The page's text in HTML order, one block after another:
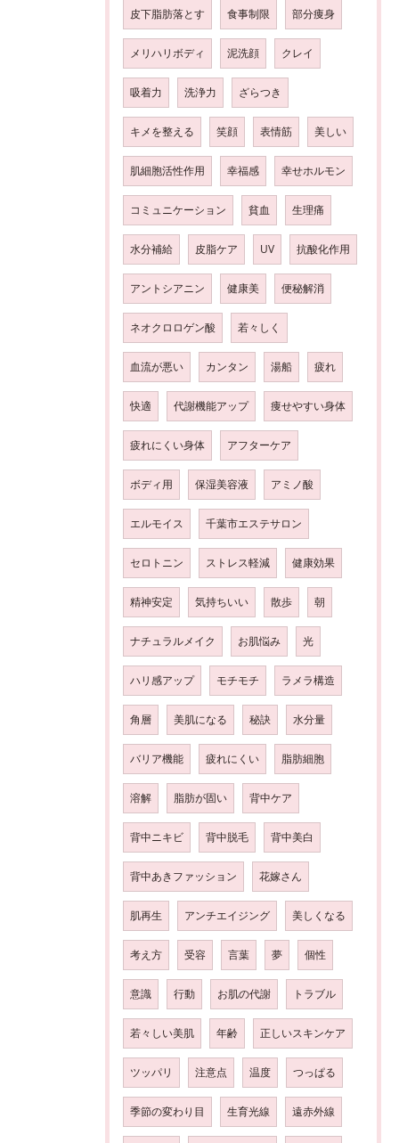
皮下脂肪落とす 食事制限 部分痩身
メリハリボディ 泥洗顔 クレイ
吸着力 洗浄力 ざらつき
キメを整える 笑顔 表情筋 美しい
肌細胞活性作用 幸福感 幸せホルモン
コミュニケーション 貧血 生理痛
水分補給 皮脂ケア UV 抗酸化作用
アントシアニン 健康美 便秘解消
ネオクロロゲン酸 若々しく
血流が悪い カンタン 湯船 疲れ
快適 代謝機能アップ 痩せやすい身体
疲れにくい身体 アフターケア
ボディ用 保湿美容液 アミノ酸
エルモイス 千葉市エステサロン
セロトニン ストレス軽減 健康効果
精神安定 気持ちいい 散歩 朝
ナチュラルメイク お肌悩み 光
ハリ感アップ モチモチ ラメラ構造
角層 美肌になる 秘訣 水分量
バリア機能 疲れにくい 脂肪細胞
溶解 脂肪が固い 背中ケア
背中ニキビ 背中脱毛 背中美白
背中あきファッション 花嫁さん
肌再生 アンチエイジング 美しくなる
考え方 受容 言葉 夢 個性
意識 行動 お肌の代謝 トラブル
若々しい美肌 年齢 正しいスキンケア
ツッパリ 注意点 温度 つっぱる
季節の変わり目 生育光線 遠赤外線